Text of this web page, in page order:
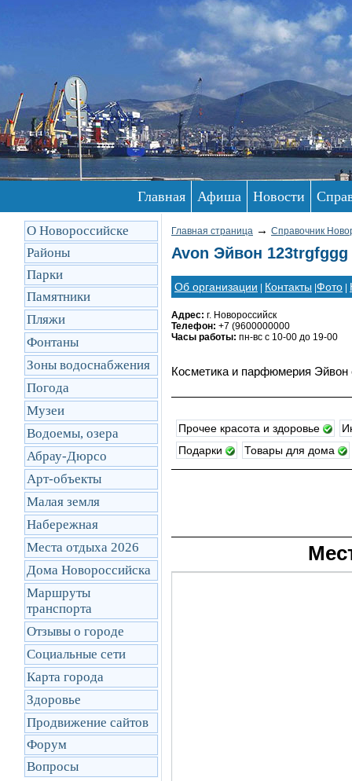
Главная Афиша Новости
О Новороссийске
Районы
Парки
Памятники
Пляжи
Фонтаны
Зоны водоснабжения
Погода
Музеи
Водоемы, озера
Абрау-Дюрсо
Арт-объекты
Малая земля
Набережная
Места отдыха 2026
Дома Новороссийска
Маршруты
транcпорта
Отзывы о городе
Социальные сети
Карта города
Здоровье
Продвижение сайтов
Форум
Вопросы
Главная страница → Справочник
Avon Эйвон
Об организации Контакты Фото
Адрес: г. Новороссийск
Телефон: +7 (9600000000
Часы работы: пн-вс с 10-00 до 19-00
Косметика и парфюмерия Эйвон
Прочее красота и здоровье
Подарки
Товары для дома